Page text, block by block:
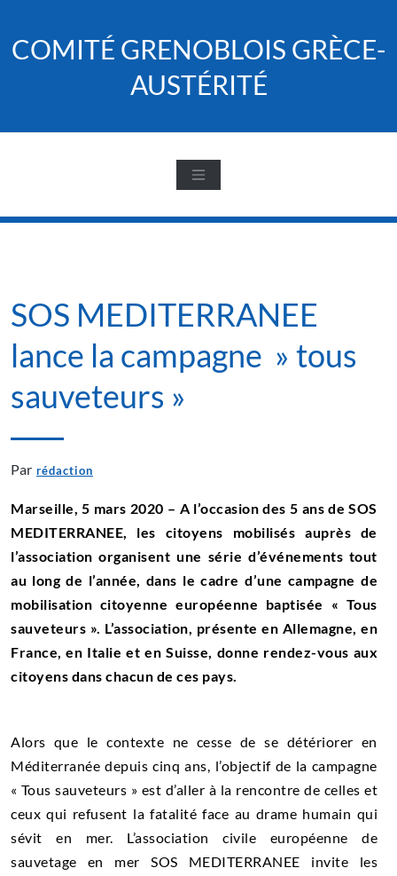
content
COMITÉ GRENOBLOIS GRÈCE-
AUSTÉRITÉ
SOS MEDITERRANEE
lance la campagne » tous
sauveteurs »
Par rédaction
Marseille, 5 mars 2020 – A l’occasion des 5 ans de SOS
MEDITERRANEE, les citoyens mobilisés auprès de
l’association organisent une série d’événements tout
au long de l’année, dans le cadre d’une campagne de
mobilisation citoyenne européenne baptisée « Tous
sauveteurs ». L’association, présente en Allemagne, en
France, en Italie et en Suisse, donne rendez-vous aux
citoyens dans chacun de ces pays.
Alors que le contexte ne cesse de se détériorer en
Méditerranée depuis cinq ans, l’objectif de la campagne
« Tous sauveteurs » est d’aller à la rencontre de celles et
ceux qui refusent la fatalité face au drame humain qui
sévit en mer. L’association civile européenne de
sauvetage en mer SOS MEDITERRANEE invite les